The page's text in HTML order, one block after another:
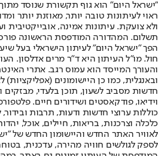
"ישראל היום" הוא גוף תקשורת שנוסד
ראוי לעיתונות טובה יותר, מאוזנת יותר
ולא צועקת. עיתונות אמינה, אובייקטיבית
הפך "ישראל היום" לעיתון הישראלי בעל
חול. מו"ל העיתון היא ד"ר מרים אדלסון.
והעורך המייסד הוא עמוס רגב. אתרי
חדשות מסביב לשעון, תוכן בלעדי, מבזקים
וידיאו, פודקאסטים ושידורים חיים.
כוללות ערוצי חדשות ודעות, תרבות ובידור,
לאוויר האתר החדש והיישומון החדש של
לספק לגולשים חוויה מהירה, עדכנית,